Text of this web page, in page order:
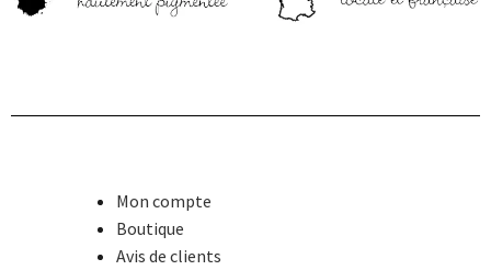
Mon compte
Boutique
Avis de clients